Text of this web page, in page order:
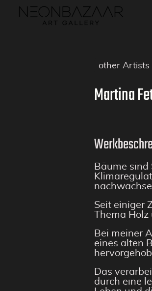
other Artists
Martina
Bäume sind
Seit einiger
Thema Holz
Bei meiner
eines alten
Das
durch eine